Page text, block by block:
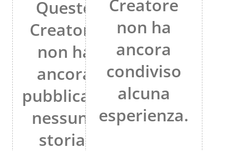
Questo
Creatore
non ha
ancora
pubblicato
nessuna
storia.
Creatore
non ha
ancora
condiviso
alcuna
esperienza.